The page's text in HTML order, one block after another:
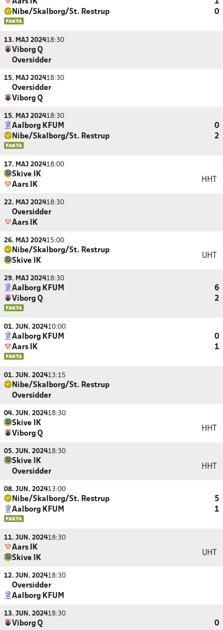
Aars IK
1
Nibe/Skalborg/St. Restrup
0
13. MAJ 202418:30
Viborg Q
Oversidder
15. MAJ 202418:30
Oversidder
Viborg Q
15. MAJ 202418:30
Aalborg KFUM
0
Nibe/Skalborg/St. Restrup
2
17. MAJ 202418:00
Skive IK
Aars IK
HHT
22. MAJ 202418:30
Oversidder
Aars IK
26. MAJ 202415:00
Nibe/Skalborg/St. Restrup
Skive IK
UHT
29. MAJ 202418:30
Aalborg KFUM
6
Viborg Q
2
01. JUN. 202410:00
Aalborg KFUM
0
Aars IK
1
01. JUN. 202413:15
Nibe/Skalborg/St. Restrup
Oversidder
04. JUN. 202418:30
Skive IK
Viborg Q
HHT
05. JUN. 202418:30
Skive IK
Oversidder
HHT
08. JUN. 202413:00
Nibe/Skalborg/St. Restrup
5
Aalborg KFUM
1
11. JUN. 202418:30
Aars IK
Skive IK
UHT
12. JUN. 202418:30
Oversidder
Aalborg KFUM
13. JUN. 202418:30
Viborg Q
0